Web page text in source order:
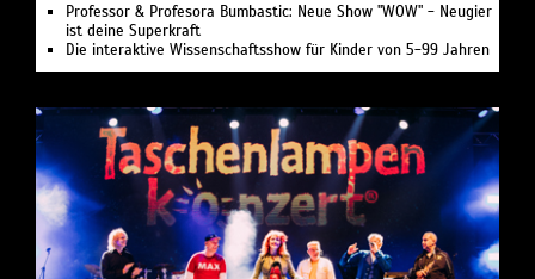
Professor & Profesora Bumbastic: Neue Show "WOW" - Neugier
ist deine Superkraft
Die interaktive Wissenschaftsshow für Kinder von 5-99 Jahren